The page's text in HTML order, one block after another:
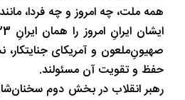
همه ملت، چه امروز و چه فردا،‌
صهیونِ‌ملعون و آمریکای
حفظ و تقویت آن مسئولند.
رهبر انقلاب در بخش دوم